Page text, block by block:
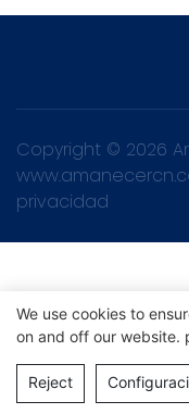
Copyright © 2026
privacidad
We use cookies to
on and off our website.
Reject